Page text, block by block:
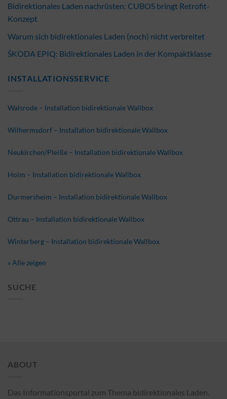
Bidirektionales Laden nachrüsten: CUBOS bringt Retrofit-
Konzept
Warum sich bidirektionales Laden (noch) nicht verbreitet
ŠKODA EPIQ: Bidirektionales Laden in der Kompaktklasse
INSTALLATIONSSERVICE
Walsrode – Installation bidirektionale Wallbox
Wilhermsdorf – Installation bidirektionale Wallbox
Neukirchen/Pleiße – Installation bidirektionale Wallbox
Holm – Installation bidirektionale Wallbox
Durmersheim – Installation bidirektionale Wallbox
Ottrau – Installation bidirektionale Wallbox
Winterberg – Installation bidirektionale Wallbox
» Alle zeigen
SUCHE
ABOUT
Das Informationsportal zum Thema bidirektionales Laden.